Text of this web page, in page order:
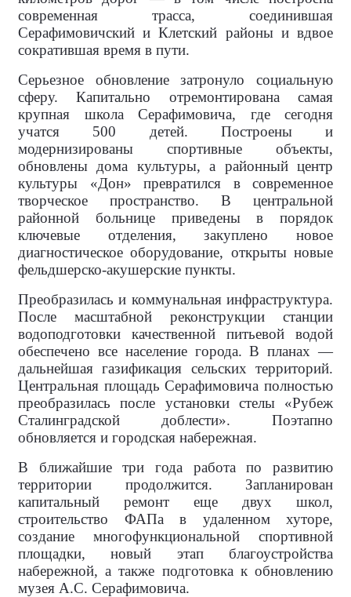
современная трасса, соединившая
Серафимовичский и Клетский районы и вдвое
сократившая время в пути.
Серьезное обновление затронуло социальную
сферу. Капитально отремонтирована самая
крупная школа Серафимовича, где сегодня
учатся 500 детей. Построены и
модернизированы спортивные объекты,
обновлены дома культуры, а районный центр
культуры «Дон» превратился в современное
творческое пространство. В центральной
районной больнице приведены в порядок
ключевые отделения, закуплено новое
диагностическое оборудование, открыты новые
фельдшерско-акушерские пункты.
Преобразилась и коммунальная инфраструктура.
После масштабной реконструкции станции
водоподготовки качественной питьевой водой
обеспечено все население города. В планах —
дальнейшая газификация сельских территорий.
Центральная площадь Серафимовича полностью
преобразилась после установки стелы «Рубеж
Сталинградской доблести». Поэтапно
обновляется и городская набережная.
В ближайшие три года работа по развитию
территории продолжится. Запланирован
капитальный ремонт еще двух школ,
строительство ФАПа в удаленном хуторе,
создание многофункциональной спортивной
площадки, новый этап благоустройства
набережной, а также подготовка к обновлению
музея А.С. Серафимовича.